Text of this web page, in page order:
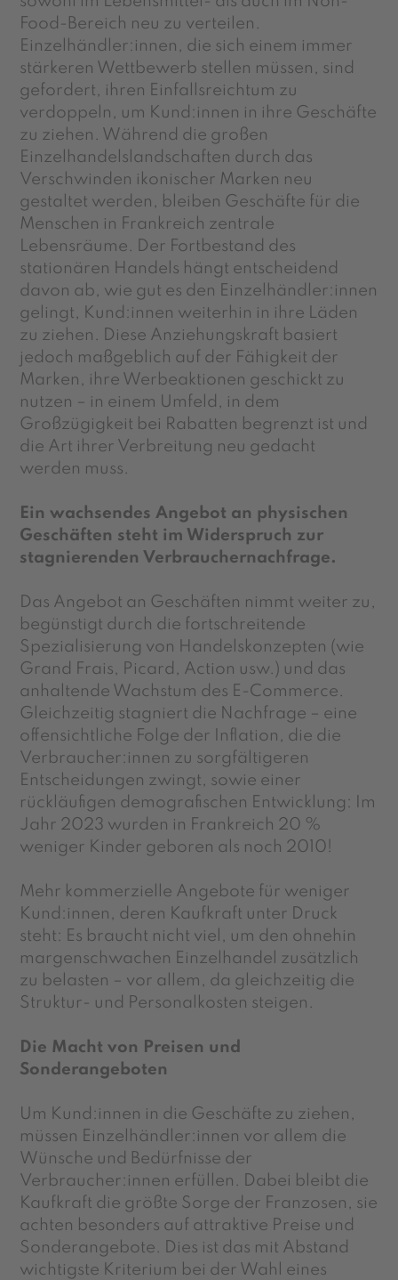
Food-Bereich neu zu verteilen.
Einzelhändler:innen, die sich einem immer
stärkeren Wettbewerb stellen müssen, sind
gefordert, ihren Einfallsreichtum zu
verdoppeln, um Kund:innen in ihre Geschäfte
zu ziehen. Während die großen
Einzelhandelslandschaften durch das
Verschwinden ikonischer Marken neu
gestaltet werden, bleiben Geschäfte für die
Menschen in Frankreich zentrale
Lebensräume. Der Fortbestand des
stationären Handels hängt entscheidend
davon ab, wie gut es den Einzelhändler:innen
gelingt, Kund:innen weiterhin in ihre Läden
zu ziehen. Diese Anziehungskraft basiert
jedoch maßgeblich auf der Fähigkeit der
Marken, ihre Werbeaktionen geschickt zu
nutzen – in einem Umfeld, in dem
Großzügigkeit bei Rabatten begrenzt ist und
die Art ihrer Verbreitung neu gedacht
werden muss.
Ein wachsendes Angebot an physischen
Geschäften steht im Widerspruch zur
stagnierenden Verbrauchernachfrage.
Das Angebot an Geschäften nimmt weiter zu,
begünstigt durch die fortschreitende
Spezialisierung von Handelskonzepten (wie
Grand Frais, Picard, Action usw.) und das
anhaltende Wachstum des E-Commerce.
Gleichzeitig stagniert die Nachfrage – eine
offensichtliche Folge der Inflation, die die
Verbraucher:innen zu sorgfältigeren
Entscheidungen zwingt, sowie einer
rückläufigen demografischen Entwicklung: Im
Jahr 2023 wurden in Frankreich 20 %
weniger Kinder geboren als noch 2010!
Mehr kommerzielle Angebote für weniger
Kund:innen, deren Kaufkraft unter Druck
steht: Es braucht nicht viel, um den ohnehin
margenschwachen Einzelhandel zusätzlich
zu belasten – vor allem, da gleichzeitig die
Struktur- und Personalkosten steigen.
Die Macht von Preisen und
Sonderangeboten
Um Kund:innen in die Geschäfte zu ziehen,
müssen Einzelhändler:innen vor allem die
Wünsche und Bedürfnisse der
Verbraucher:innen erfüllen. Dabei bleibt die
Kaufkraft die größte Sorge der Franzosen, sie
achten besonders auf attraktive Preise und
Sonderangebote. Dies ist das mit Abstand
wichtigste Kriterium bei der Wahl eines